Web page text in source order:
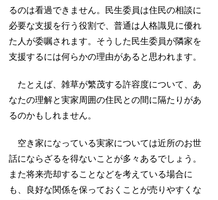
るのは看過できません。民生委員は住民の相談に
必要な支援を行う役割で、普通は人格識見に優れ
た人が委嘱されます。そうした民生委員が隣家を
支援するには何らかの理由があると思われます。
たとえば、雑草が繁茂する許容度について、あ
なたの理解と実家周囲の住民との間に隔たりがあ
るのかもしれません。
空き家になっている実家については近所のお世
話にならざるを得ないことが多々あるでしょう。
また将来売却することなどを考えている場合に
も、良好な関係を保っておくことが売りやすくな